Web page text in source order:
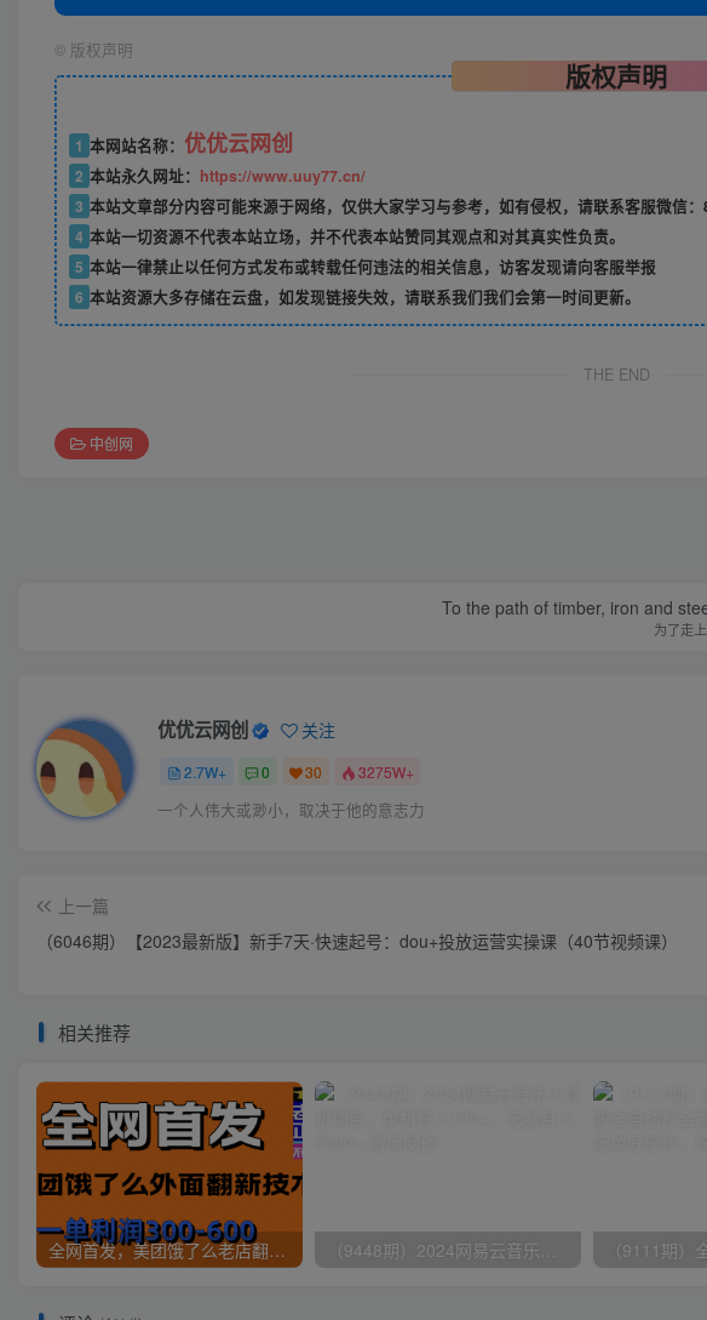
© 版权声明
版权声明
1 本网站名称： 优优云网创
2 本站永久网址： https://www.uuy77.cn/
3 本站文章部分内容可能来源于网络，仅供大家学习与参考，如有侵权，请联系客服微信：
4 本站一切资源不代表本站立场，并不代表本站赞同其观点和对其真实性负责。
5 本站一律禁止以任何方式发布或转载任何违法的相关信息，访客发现请向客服举报
6 本站资源大多存储在云盘，如发现链接失效，请联系我们我们会第一时间更新。
THE END
中创网
To the path of timber, iron and
为了走
优优云网创 关注
2.7W+ 0 30 3275W+
一个人伟大或渺小，取决于他的意志力
上一篇
（6046期）【2023最新版】新手7天·快速起号：dou+投放运营实操课（40节视频课）
相关推荐
全网首发，美团饿了么老店翻新最新技术，一单利润300-600